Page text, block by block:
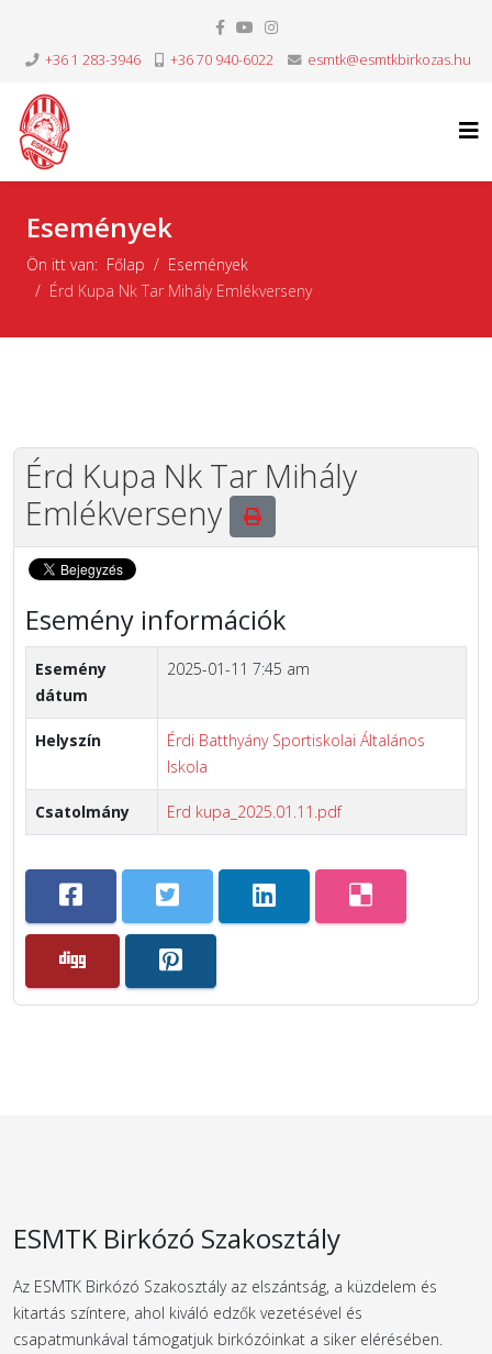
+36 1 283-3946 +36 70 940-6022 esmtk@esmtkbirkozas.hu
Események
Ön itt van: Főlap
Események
Érd Kupa Nk Tar Mihály Emlékverseny
Érd Kupa Nk Tar Mihály
Emlékverseny
Esemény információk
Esemény
dátum
2025-01-11 7:45 am
Helyszín
Érdi Batthyány Sportiskolai Általános
Iskola
Csatolmány Erd kupa_2025.01.11.pdf
ESMTK Birkózó Szakosztály
Az ESMTK Birkózó Szakosztály az elszántság, a küzdelem és
kitartás színtere, ahol kiváló edzők vezetésével és
csapatmunkával támogatjuk birkózóinkat a siker elérésében.